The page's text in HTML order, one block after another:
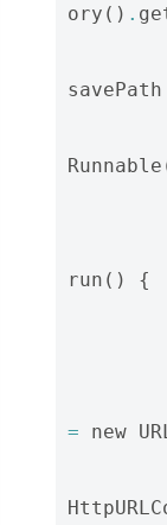
ory () .
savePath
Runnable
run () {
=
new